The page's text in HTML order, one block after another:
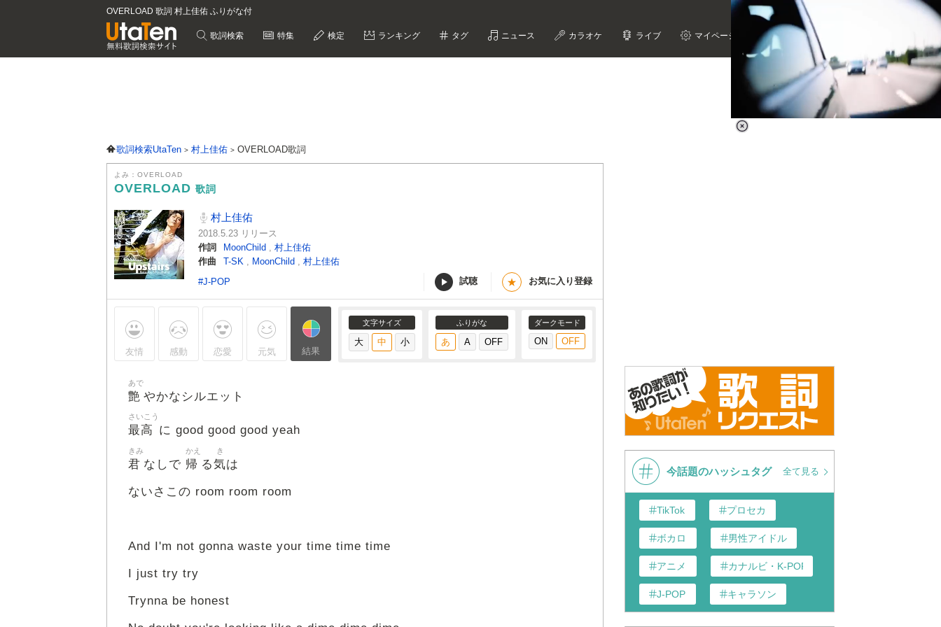
OVERLOAD 歌詞 村上佳佑 ふりがな付
歌詞検索 特集 検定 ランキング タグ ニュース カラオケ ライブ マイページ
歌詞検索UtaTen 村上佳佑 OVERLOAD歌詞
よみ：OVERLOAD
OVERLOAD 歌詞
村上佳佑
2018.5.23 リリース
作詞
MoonChild , 村上佳佑
作曲
T-SK , MoonChild , 村上佳佑
#J-POP
試聴 ★ お気に入り登録
友情 感動 恋愛 元気 結果
文字サイズ ふりがな ダークモード
艶
あで
やかなシルエット
最高
さいこう
に good good good yeah
君
きみ
なしで 帰
かえ
る気
き
は
ないさこの room room room
And I'm not gonna waste your time time time
I just try try
Trynna be honest
Loaded:
今話題のハッシュタグ 全て見る
TikTok プロセカ
ボカロ 男性アイドル
アニメ カナルビ・K-POP和訳
J-POP キャラソン